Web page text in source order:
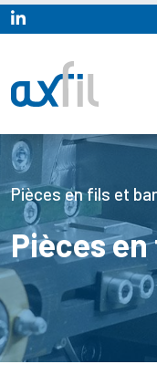

Pièces en fils et
Pièces